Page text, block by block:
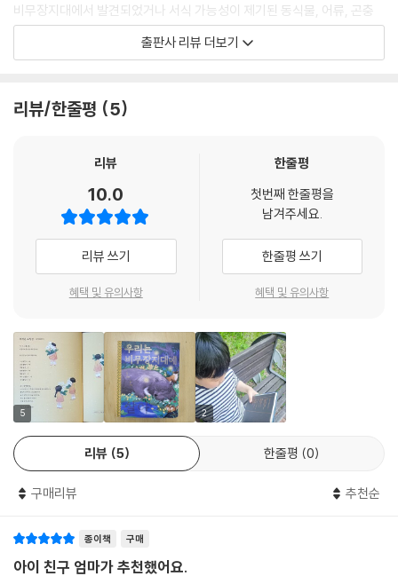
비무장지대에서 발견되었거나 서식 가능성이 제기된 동식물, 어류, 곤충
들이 이 책의 주인공이다. 천연기념물 등 멸종 위기의 야생 생물들을 동시
와 그림으로 친근하게 만나며 한반도의 자연을 돌아보고 분단의 현실에 대
있는 일러스트레이터이다. 그만의 개성과 감성이 넘치는 그림들이 매 페이
그리고 눈부신 자연이 공존하는 동시집
《우리는 비무장지대에 살아》에 수록된 48편의 동시는 비무장지대를 배경
으로 하고 있지만 분단의 비극과 아픔에만 집중하고 있지 않다. 작품 면면
을 들여다보면, 방송국의 섭외 요청을 받고 출연을 고민하는 새침데기 산
수원청개구리 등, 있는 그대로의 자연 속에서 발견한 작가의 상상력과 위
트가 돋보인다.
방송국에서 연락이 왔어요.
가파른 바위에서 왔다 갔다
바위 타는 선수라면서
아무도 없으니
하얀 눈이 쌓인 길로 내려와
출판사 리뷰 더보기
리뷰/한줄평 5
리뷰
10.0
리뷰 쓰기
혜택 및 유의사항
한줄평
첫번째 한줄평을
남겨주세요.
한줄평 쓰기
혜택 및 유의사항
5 2
리뷰 5 한줄평 0
구매리뷰 추천순
종이책 구매
아이 친구 엄마가 추천했어요.